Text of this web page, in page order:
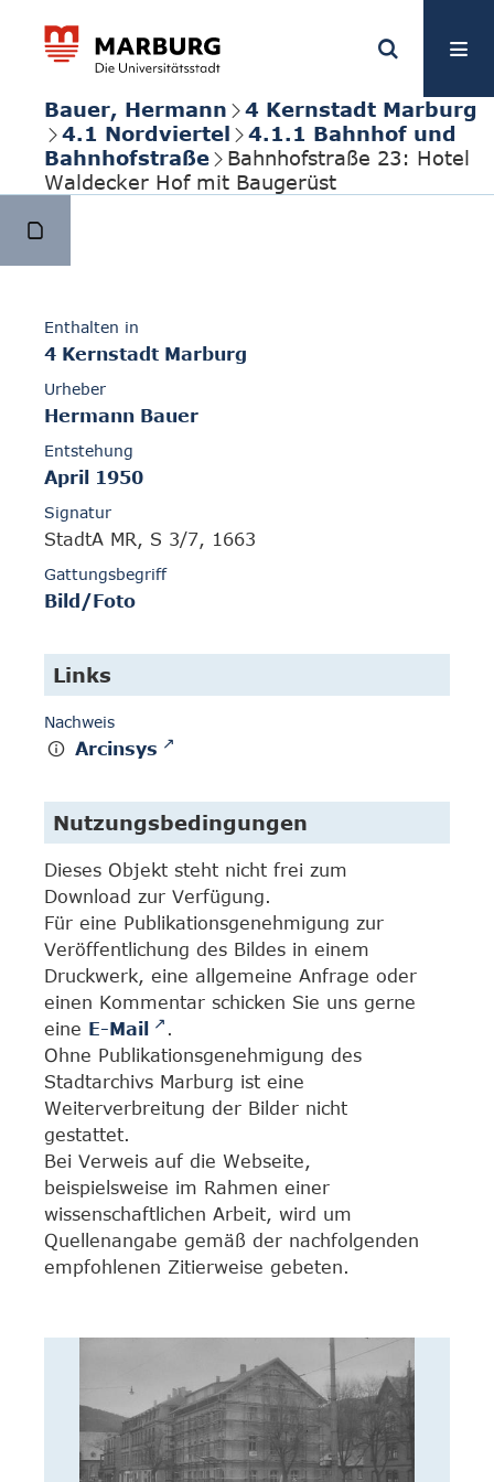
Bauer, Hermann
4 Kernstadt Marburg
4.1 Nordviertel
4.1.1 Bahnhof und
Bahnhofstraße
Bahnhofstraße 23: Hotel
Waldecker Hof mit Baugerüst
Enthalten in
4 Kernstadt Marburg
Urheber
Hermann Bauer
Entstehung
April 1950
Signatur
StadtA MR, S 3/7, 1663
Gattungsbegriff
Bild/Foto
Links
Nachweis
Arcinsys
Nutzungsbedingungen
Dieses Objekt steht nicht frei zum
Download zur Verfügung.
Für eine Publikationsgenehmigung zur
Veröffentlichung des Bildes in einem
Druckwerk, eine allgemeine Anfrage oder
einen Kommentar schicken Sie uns gerne
eine E-Mail
.
Ohne Publikationsgenehmigung des
Stadtarchivs Marburg ist eine
Weiterverbreitung der Bilder nicht
gestattet.
Bei Verweis auf die Webseite,
beispielsweise im Rahmen einer
wissenschaftlichen Arbeit, wird um
Quellenangabe gemäß der nachfolgenden
empfohlenen Zitierweise gebeten.